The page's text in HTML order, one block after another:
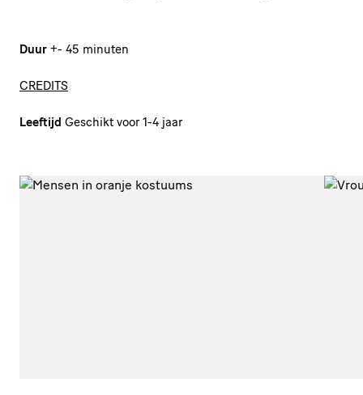
Duur +- 45 minuten
CREDITS
Leeftijd Geschikt voor 1-4 jaar